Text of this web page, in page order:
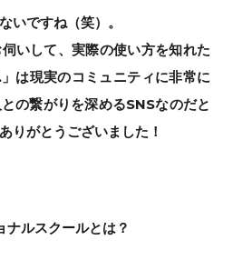
ですね（笑）。
いして、実際の使い方を知れた
は現実のコミュニティに非常に
の繋がりを深めるSNSなのだと
りがとうございました！
ナルスクールとは？